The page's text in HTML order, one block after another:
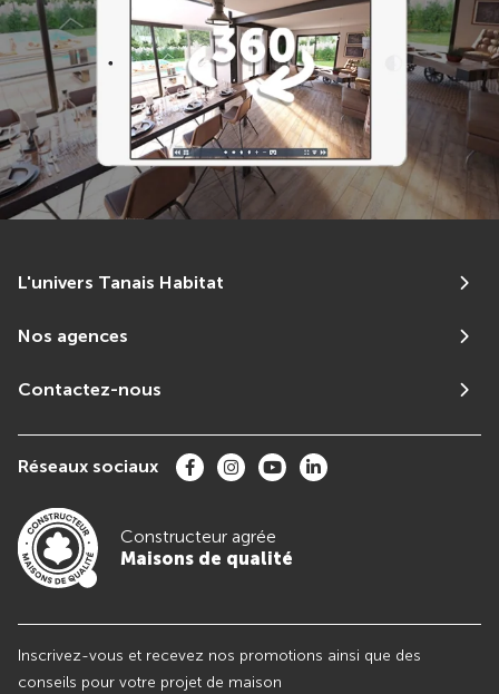
L'univers Tanais Habitat
Nos agences
Contactez-nous
Réseaux sociaux
Constructeur agrée
Maisons de qualité
Inscrivez-vous et recevez nos promotions ainsi que des
conseils pour votre projet de maison